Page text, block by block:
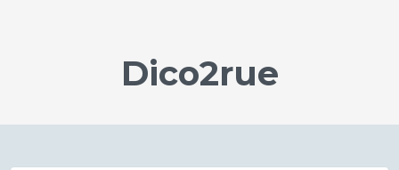
Dico2rue